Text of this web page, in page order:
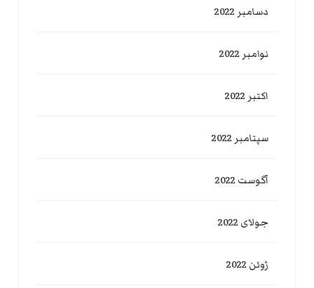
دسامبر 2022
نوامبر 2022
اکتبر 2022
سپتامبر 2022
آگوست 2022
جولای 2022
ژوئن 2022